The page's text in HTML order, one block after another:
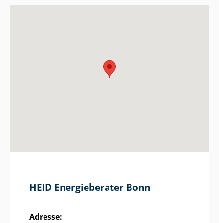
HEID Energieberater Bonn
Adresse: